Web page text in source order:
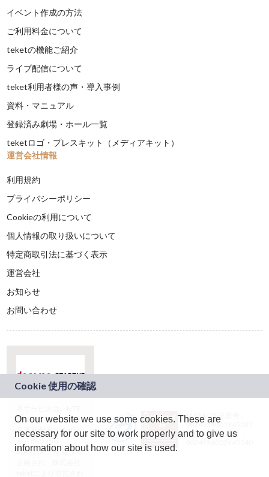
イベント作成の方法
ご利用料金について
teketの機能ご紹介
ライブ配信について
teket利用者様の声・導入事例
資料・マニュアル
登録済み劇場・ホール一覧
teketロゴ・プレスキット（メディアキット）
運営会社情報
利用規約
プライバシーポリシー
Cookieの利用について
個人情報の取り扱いについて
特定商取引法に基づく表示
運営会社
お知らせ
お問い合わせ
ドコモグループの新
規事業創出プログラ
ム「docomo
STARTUP」を通じて
JASRAC許諾番号：
9024936001Y45037
JASRAC許諾番号：
On our website we use some cookies. These are
necessary for our site to work properly and to give us
information about how our site is used.